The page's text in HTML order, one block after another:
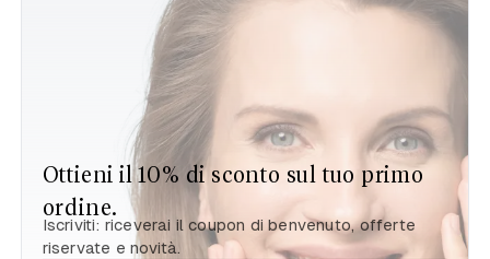
Ottieni il 10% di sconto sul tuo primo
ordine.
Iscriviti: riceverai il coupon di benvenuto, offerte
riservate e novità.